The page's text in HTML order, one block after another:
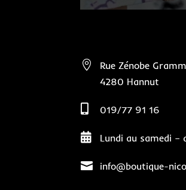

Rue Zénobe
4280 Hannut
 019/77 91 16
 Lundi au samedi –
 info@boutique-